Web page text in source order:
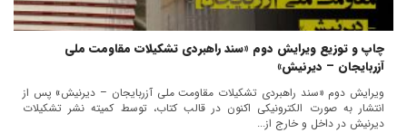
چاپ و توزیع ویرایش دوم «سند راهبردی تشکیلات مقاومت ملی
آزربایجان – دیرنیش»
ویرایش دوم «سند راهبردی تشکیلات مقاومت ملی آزربایجان – دیرنیش» پس از
انتشار به صورت الکترونیکی اکنون در قالب کتاب، توسط کمیته نشر تشکیلات
دیرنیش در داخل و خارج از...